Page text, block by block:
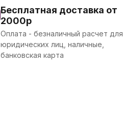
Бесплатная доставка от
2000р
Оплата - безналичный расчет для
юридических лиц, наличные,
банковская карта